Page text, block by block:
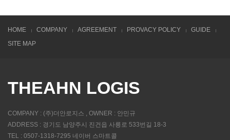
HOME COMPANY AGREEMENT PROVACY POLICY
GUIDE
SITE MAP
THEAHN LOGIS
COMPANY : (주)더안로지스 , OWNER : 안민규
ADDRESS : 경기도 남양주시 진건읍 사릉로 533번길 18-3
TEL : 0507-1318-7295 네이버 스마트콜